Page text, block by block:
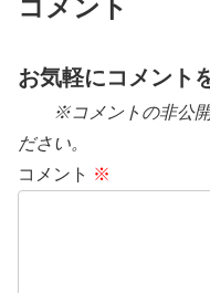
コメント
お気軽にコメント
※コメントの非公開
ださい。
コメント ※